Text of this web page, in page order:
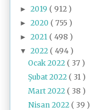
► 2019 ( 912 )
► 2020 ( 755 )
► 2021 ( 498 )
▼ 2022 ( 494 )
Ocak 2022( 37 )
Şubat 2022( 31 )
Mart 2022( 38 )
Nisan 2022( 39 )